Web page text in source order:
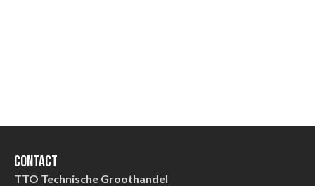
Contact
TTO Technische Groothandel